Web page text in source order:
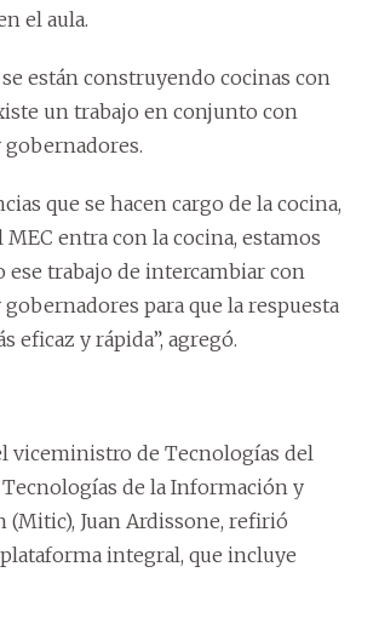
el aula.
están construyendo cocinas con
un trabajo en conjunto con
que se hacen cargo de la cocina,
MEC entra con la cocina, estamos
ese trabajo de intercambiar con
para que la respuesta
eficaz y rápida”, agregó.
viceministro de Tecnologías del
de la Información y
(Mitic), Juan Ardissone, refirió
plataforma integral, que incluye